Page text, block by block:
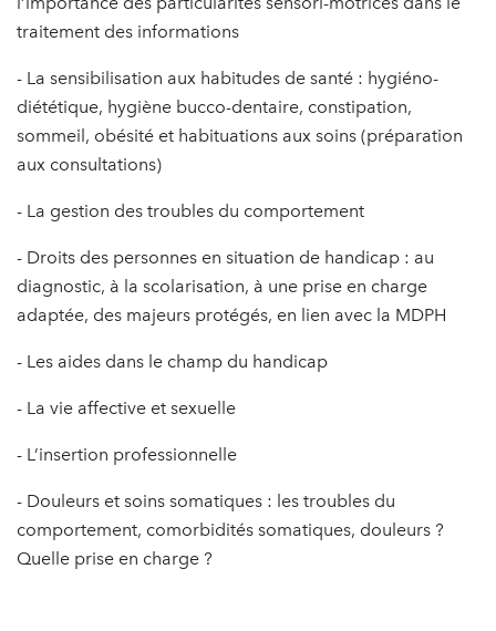
traitement des informations
- La sensibilisation aux habitudes de santé : hygiéno-
diététique, hygiène bucco-dentaire, constipation,
sommeil, obésité et habituations aux soins (préparation
aux consultations)
- La gestion des troubles du comportement
- Droits des personnes en situation de handicap : au
diagnostic, à la scolarisation, à une prise en charge
adaptée, des majeurs protégés, en lien avec la MDPH
- Les aides dans le champ du handicap
- La vie affective et sexuelle
- L’insertion professionnelle
- Douleurs et soins somatiques : les troubles du
comportement, comorbidités somatiques, douleurs ?
Quelle prise en charge ?